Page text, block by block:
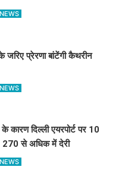
जरिए प्रेरणा बांटेंगी कैथरीन
कारण दिल्ली एयरपोर्ट पर 10
270 से अधिक में देरी